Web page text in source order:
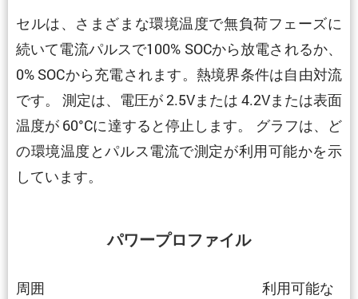
セルは、さまざまな環境温度で無負荷フェーズに
続いて電流パルスで100% SOCから放電されるか、
0% SOCから充電されます。熱境界条件は自由対流
です。 測定は、電圧が 2.5Vまたは 4.2Vまたは表面
温度が 60°Cに達すると停止します。 グラフは、ど
の環境温度とパルス電流で測定が利用可能かを示
しています。
パワープロファイル
周囲
利用可能な